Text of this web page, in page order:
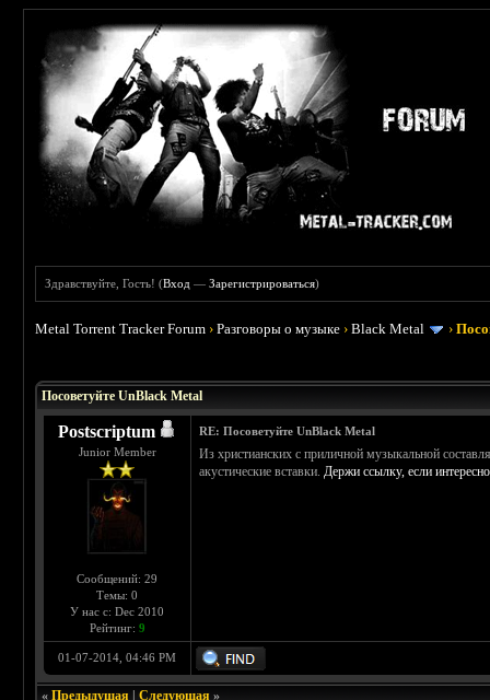
Здравствуйте, Гость! (Вход —Зарегистрироваться)
Metal Torrent Tracker Forum ›Разговоры о музыке ›Black Metal ›
Посоветуйте UnBlack Metal
Postscriptum
Junior Member
Сообщений: 29
Темы: 0
У нас с: Dec 2010
Рейтинг: 9
RE: Посоветуйте UnBlack Metal
Из христианских с приличной музыкальной
акустические вставки.Держи ссылку, если
01-07-2014, 04:46 PM
«Предыдущая |Следующая »